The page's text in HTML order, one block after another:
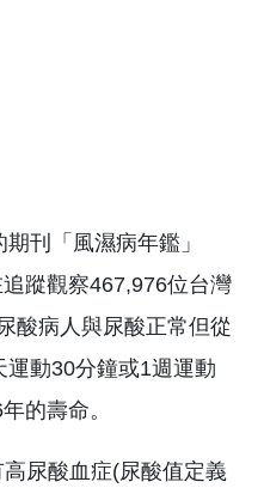
刊「風濕病年鑑」
蹤觀察467,976位台灣
酸病人與尿酸正常但從
動30分鐘或1週運動
的壽命。
尿酸血症(尿酸值定義